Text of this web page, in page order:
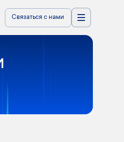
Связаться с нами